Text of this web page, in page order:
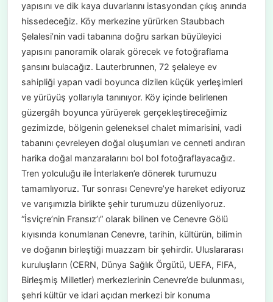
yapısını ve dik kaya duvarlarını istasyondan çıkış anında
hissedeceğiz. Köy merkezine yürürken Staubbach
Şelalesi’nin vadi tabanına doğru sarkan büyüleyici
yapısını panoramik olarak görecek ve fotoğraflama
şansını bulacağız. Lauterbrunnen, 72 şelaleye ev
sahipliği yapan vadi boyunca dizilen küçük yerleşimleri
ve yürüyüş yollarıyla tanınıyor. Köy içinde belirlenen
güzergâh boyunca yürüyerek gerçekleştireceğimiz
gezimizde, bölgenin geleneksel chalet mimarisini, vadi
tabanını çevreleyen doğal oluşumları ve cenneti andıran
harika doğal manzaralarını bol bol fotoğraflayacağız.
Tren yolculuğu ile İnterlaken’e dönerek turumuzu
tamamlıyoruz. Tur sonrası Cenevre’ye hareket ediyoruz
ve varışımızla birlikte şehir turumuzu düzenliyoruz.
“İsviçre’nin Fransız’ı” olarak bilinen ve Cenevre Gölü
kıyısında konumlanan Cenevre, tarihin, kültürün, bilimin
ve doğanın birleştiği muazzam bir şehirdir. Uluslararası
kuruluşların (CERN, Dünya Sağlık Örgütü, UEFA, FIFA,
Birleşmiş Milletler) merkezlerinin Cenevre’de bulunması,
şehri kültür ve idari açıdan merkezi bir konuma